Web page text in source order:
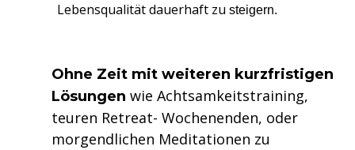
Lebensqualität dauerhaft zu steigern.
Ohne Zeit mit weiteren kurzfristigen
Lösungen wie Achtsamkeitstraining,
teuren Retreat- Wochenenden, oder
morgendlichen Meditationen zu